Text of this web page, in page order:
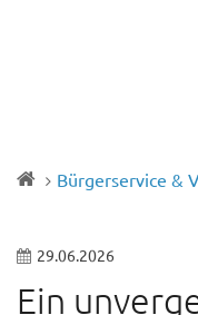
Bürgerservice &
29.06.2026
Ein